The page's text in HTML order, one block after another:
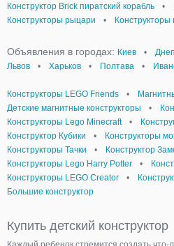
Конструктор Brick пиратский корабль
•
Конструкторы рыцари
• Конструкторы
Объявления в городах: Киев •
Львов
• Харьков • Полтава •
Конструкторы LEGO Friends •
Детские магнитные конструкторы
•
Конструкторы Lego Minecraft
•
Конструктор Кубики
• Конструкторы
Конструкторы Тачки
• Конструктор
Конструкторы Lego Harry Potter
•
Конструкторы LEGO Creator
•
Большие конструктор
Купить детский конструктор